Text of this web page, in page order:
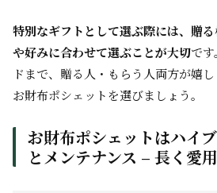
特別なギフトとして選ぶ際には、贈
や好みに合わせて選ぶことが大切で
ドまで、贈る人・もらう人両方が嬉
お財布ポシェットを選びましょう。
お財布ポシェットはハイ
とメンテナンス – 長く愛